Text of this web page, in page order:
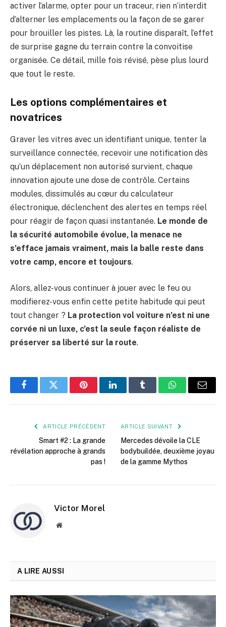
activer l’alarme, opter pour un traceur, rien n’interdit
d’alterner les emplacements ou la façon de se garer
pour brouiller les pistes. Là, la routine disparaît, l’effet
de surprise gagne du terrain contre la convoitise
organisée. Ce détail, mille fois révisé, pèse plus lourd
que tout le reste.
Les options complémentaires et
novatrices
Graver les vitres avec un identifiant unique, tenter la
surveillance connectée, recevoir une notification dès
qu’un déplacement non autorisé survient, chaque
innovation ajoute une dose de contrôle. Certains
modules, dissimulés au cœur du calculateur
électronique, déclenchent des alertes en temps réel
pour réagir de façon quasi instantanée. Le monde de
la sécurité automobile évolue, la menace ne
s’efface jamais vraiment, mais la balle reste dans
votre camp, encore et toujours.
Alors, allez-vous continuer à jouer avec le feu ou
modifierez-vous enfin cette petite habitude qui peut
tout changer ? La protection vol voiture n’est ni une
corvée ni un luxe, c’est la seule façon réaliste de
préserver sa liberté sur la route.
FacebookTwitter PinterestLinkedInTumblr WhatsApp
E-
ARTICLE PRÉCÉDENT
Smart #2 : La grande
révélation approche à grands
pas !
ARTICLE SUIVANT
Mercedes dévoile la CLE
bodybuildée, deuxième joyau
de la gamme Mythos
Victor Morel
Site
A LIRE AUSSI